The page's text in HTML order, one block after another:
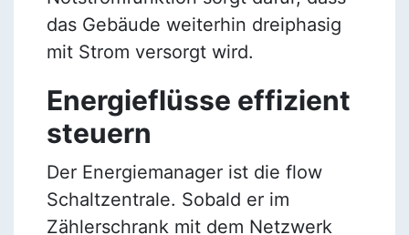
das Gebäude weiterhin dreiphasig
mit Strom versorgt wird.
Energieflüsse effizient
steuern
Der Energiemanager ist die flow
Schaltzentrale. Sobald er im
Zählerschrank mit dem Netzwerk